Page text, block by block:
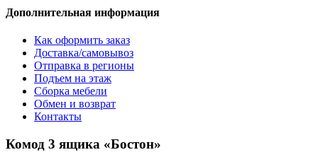
Дополнительная информация
Как оформить заказ
Доставка/самовывоз
Отправка в регионы
Подъем на этаж
Сборка мебели
Обмен и возврат
Контакты
Комод 3 ящика «Бостон»